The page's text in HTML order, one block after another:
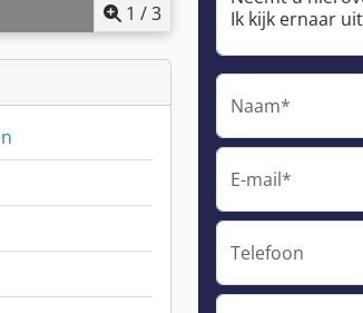
1 /3
Naam*
E-mail*
Telefoon